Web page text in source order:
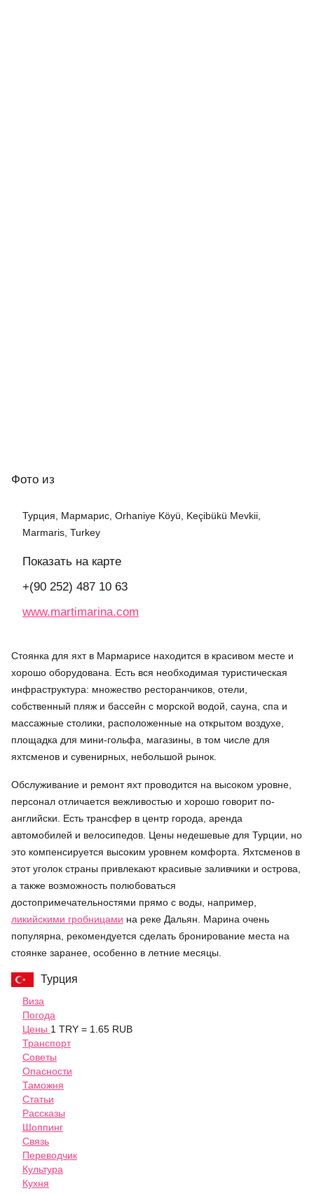
Фото из
Турция, Мармарис, Orhaniye Köyü, Keçibükü Mevkii,
Marmaris, Turkey
Показать на карте
+(90 252) 487 10 63
www.martimarina.com
Стоянка для яхт в Мармарисе находится в красивом месте и
хорошо оборудована. Есть вся необходимая туристическая
инфраструктура: множество ресторанчиков, отели,
собственный пляж и бассейн с морской водой, сауна, спа и
массажные столики, расположенные на открытом воздухе,
площадка для мини-гольфа, магазины, в том числе для
яхтсменов и сувенирных, небольшой рынок.
Обслуживание и ремонт яхт проводится на высоком уровне,
персонал отличается вежливостью и хорошо говорит по-
английски. Есть трансфер в центр города, аренда
автомобилей и велосипедов. Цены недешевые для Турции, но
это компенсируется высоким уровнем комфорта. Яхтсменов в
этот уголок страны привлекают красивые заливчики и острова,
а также возможность полюбоваться
достопримечательностями прямо с воды, например,
ликийскими гробницами на реке Дальян. Марина очень
популярна, рекомендуется сделать бронирование места на
стоянке заранее, особенно в летние месяцы.
Турция
Виза
Погода
Цены 1 TRY = 1.65 RUB
Транспорт
Советы
Опасности
Таможня
Статьи
Рассказы
Шоппинг
Связь
Переводчик
Культура
Кухня